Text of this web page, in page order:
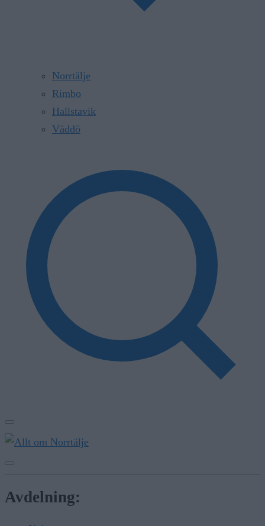
Norrtälje
Rimbo
Hallstavik
Väddö
Avdelning: